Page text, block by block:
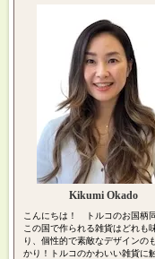
Kikumi Okado
こんにちは！ トルコのお国柄同
この国で作られる雑貨はどれも
り、個性的で素敵なデザインの
かり！トルコのかわいい雑貨に